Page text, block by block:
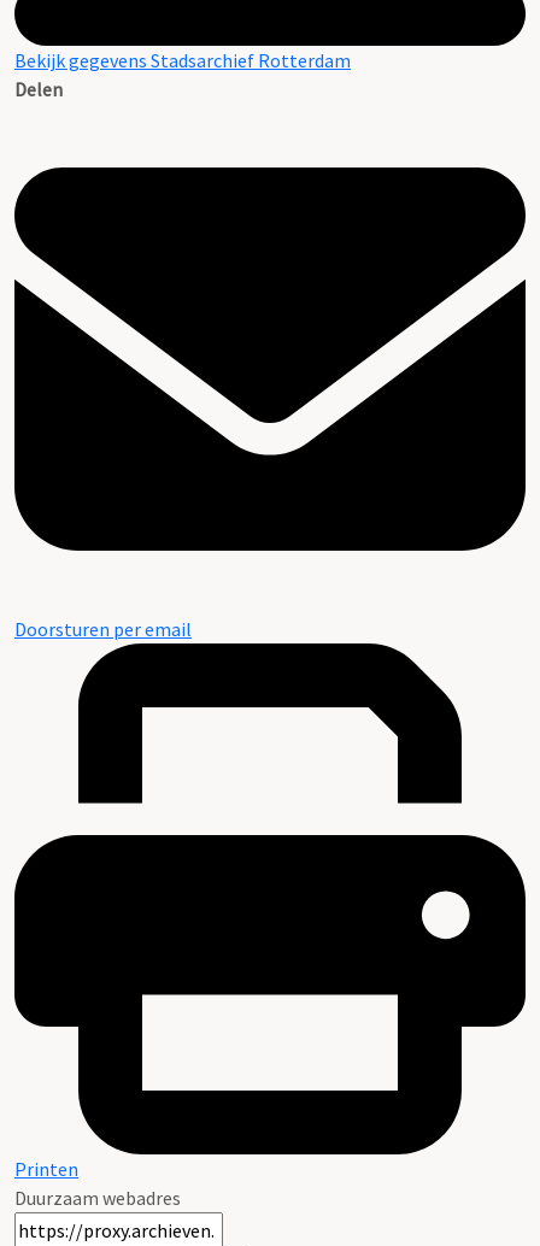
Bekijk gegevens Stadsarchief Rotterdam
Delen
Doorsturen per email
Printen
Duurzaam webadres